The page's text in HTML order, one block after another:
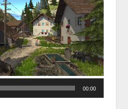
Player
00:00